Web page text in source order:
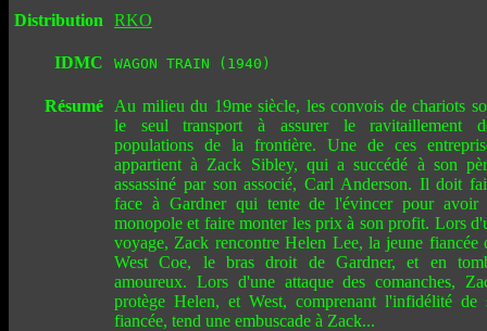
Distribution
RKO
IDMC WAGON TRAIN (1940)
Résumé
Au milieu du 19me siècle, les convois de chariots
le seul transport à assurer le ravitaillement
populations de la frontière. Une de ces
appartient à Zack Sibley, qui a succédé à son
assassiné par son associé, Carl Anderson. Il doit
face à Gardner qui tente de l'évincer pour avoir
monopole et faire monter les prix à son profit. Lors
voyage, Zack rencontre Helen Lee, la jeune fiancée
West Coe, le bras droit de Gardner, et en
amoureux. Lors d'une attaque des comanches,
protège Helen, et West, comprenant l'infidélité de
fiancée, tend une embuscade à Zack...